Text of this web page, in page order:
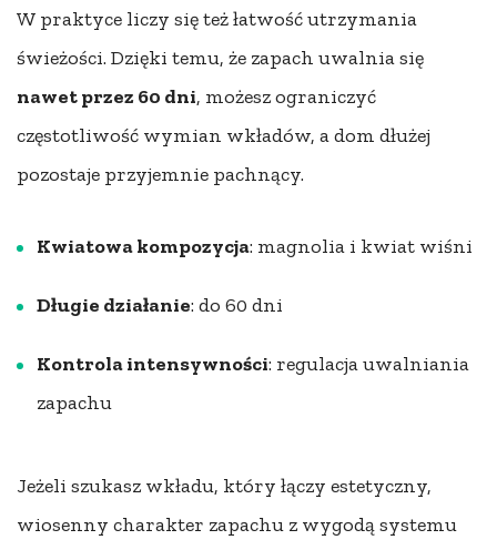
W praktyce liczy się też łatwość utrzymania
świeżości. Dzięki temu, że zapach uwalnia się
nawet przez 60 dni, możesz ograniczyć
częstotliwość wymian wkładów, a dom dłużej
pozostaje przyjemnie pachnący.
Kwiatowa kompozycja: magnolia i kwiat wiśni
Długie działanie: do 60 dni
Kontrola intensywności: regulacja uwalniania
zapachu
Jeżeli szukasz wkładu, który łączy estetyczny,
wiosenny charakter zapachu z wygodą systemu